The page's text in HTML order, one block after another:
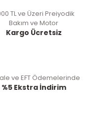
TL ve Üzeri Preiyodik
Bakım ve Motor
Kargo Ücretsiz
ve EFT Ödemelerinde
%5 Ekstra İndirim